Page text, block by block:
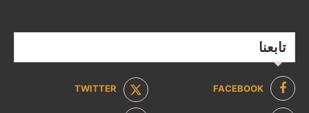
تابعنا
FACEBOOK
TWITTER